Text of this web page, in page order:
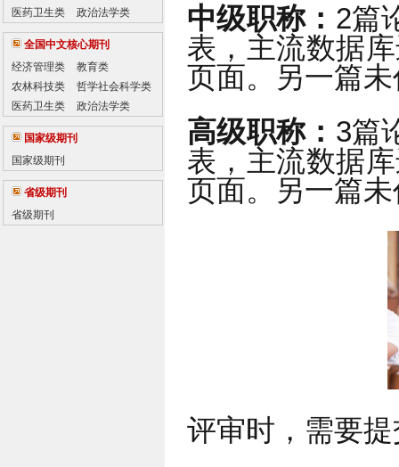
医药卫生类
政治法学类
全国中文核心期刊
经济管理类
教育类
农林科技类
哲学社会科学类
医药卫生类
政治法学类
国家级期刊
国家级期刊
省级期刊
省级期刊
中级职称： 2篇
表，主流数据
页面。另一篇
高级职称： 3篇
表，主流数据
页面。另一篇
评审时，需要